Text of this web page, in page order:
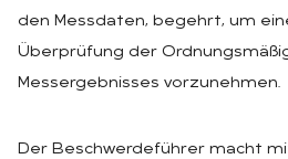
den Messdaten, begehrt, um
Überprüfung der
Messergebnisses vorzunehmen.
Der Beschwerdeführer macht